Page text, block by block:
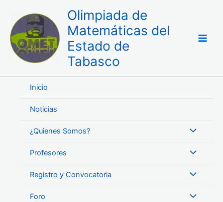
contenido
Olimpiada de
Matemáticas del
Estado de
Tabasco
Inicio
Noticias
¿Quienes Somos?
Profesores
Registro y Convocatoria
Foro